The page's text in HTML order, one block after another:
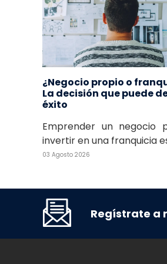
¿Negocio propio o
La decisión que puede
éxito
Emprender un negocio
invertir en una franquicia
03 Agosto 2026
Regístrate a